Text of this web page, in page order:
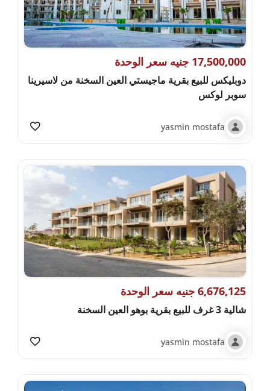
17,500,000 جنيه سعر الوحدة
دوبليكس للبيع بقرية ماجيستي العين السخنة من لاسيرينا
سوبر لوكس
yasmin mostafa
6,676,125 جنيه سعر الوحدة
شالية 3 غرف للبيع بقرية بوهو العين السخنة
yasmin mostafa